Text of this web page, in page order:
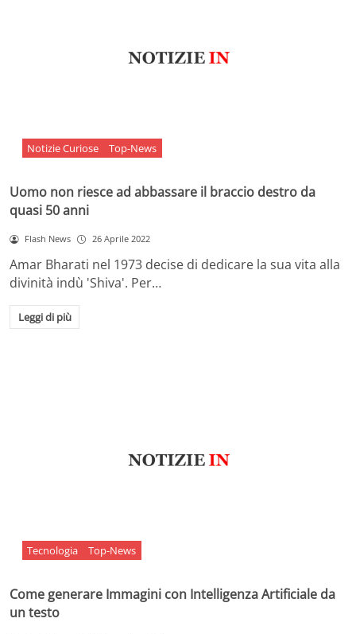
Notizie Curiose Top-News
Uomo non riesce ad abbassare il braccio destro da
quasi 50 anni
Flash News 26 Aprile 2022
Amar Bharati nel 1973 decise di dedicare la sua vita alla
divinità indù 'Shiva'. Per…
Leggi di più
Tecnologia Top-News
Come generare Immagini con Intelligenza Artificiale da
un testo